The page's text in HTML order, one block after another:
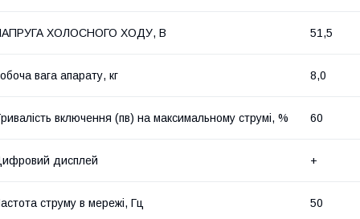
ХОЛОСНОГО ХОДУ, В 51,5
вага апарату, кг 8,0
включення (пв) на максимальному струмі, % 60
дисплей +
струму в мережі, Гц 50